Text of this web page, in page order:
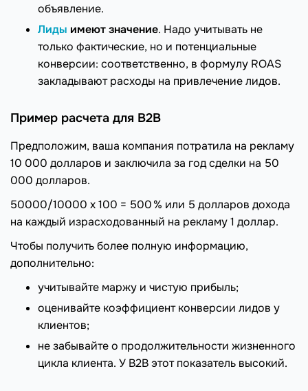
объявление.
Лиды имеют значение. Надо учитывать не
только фактические, но и потенциальные
конверсии: соответственно, в формулу ROAS
закладывают расходы на привлечение лидов.
Пример расчета для B2B
Предположим, ваша компания потратила на рекламу
10 000 долларов и заключила за год сделки на 50
000 долларов.
50000/10000 х 100 = 500 % или 5 долларов дохода
на каждый израсходованный на рекламу 1 доллар.
Чтобы получить более полную информацию,
дополнительно:
учитывайте маржу и чистую прибыль;
оценивайте коэффициент конверсии лидов у
клиентов;
не забывайте о продолжительности жизненного
цикла клиента. У B2B этот показатель высокий.